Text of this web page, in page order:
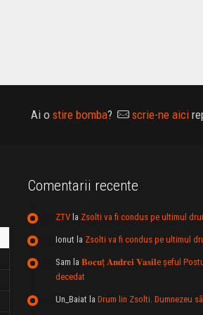
Ai o stire bomba? scrie-ne aici
Comentarii recente
ZTVla Zsolti va fi condus pe ultimul
Ionut la Zsolti va fi condus pe ultimul
Sam la 𝐁𝐨𝐜𝐮ț 𝐀𝐧𝐝𝐫𝐞𝐢 𝐕𝐚𝐬𝐢𝐥e şeful
decedat
Un_Baiat la Drum lin Zsolti. Dumnezeu